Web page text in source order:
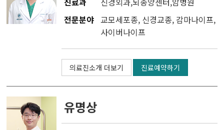
전문분야 교모세포종, 신경교종, 감마나이프,
사이버나이프
의료진소개 더보기 진료예약하기
유명상